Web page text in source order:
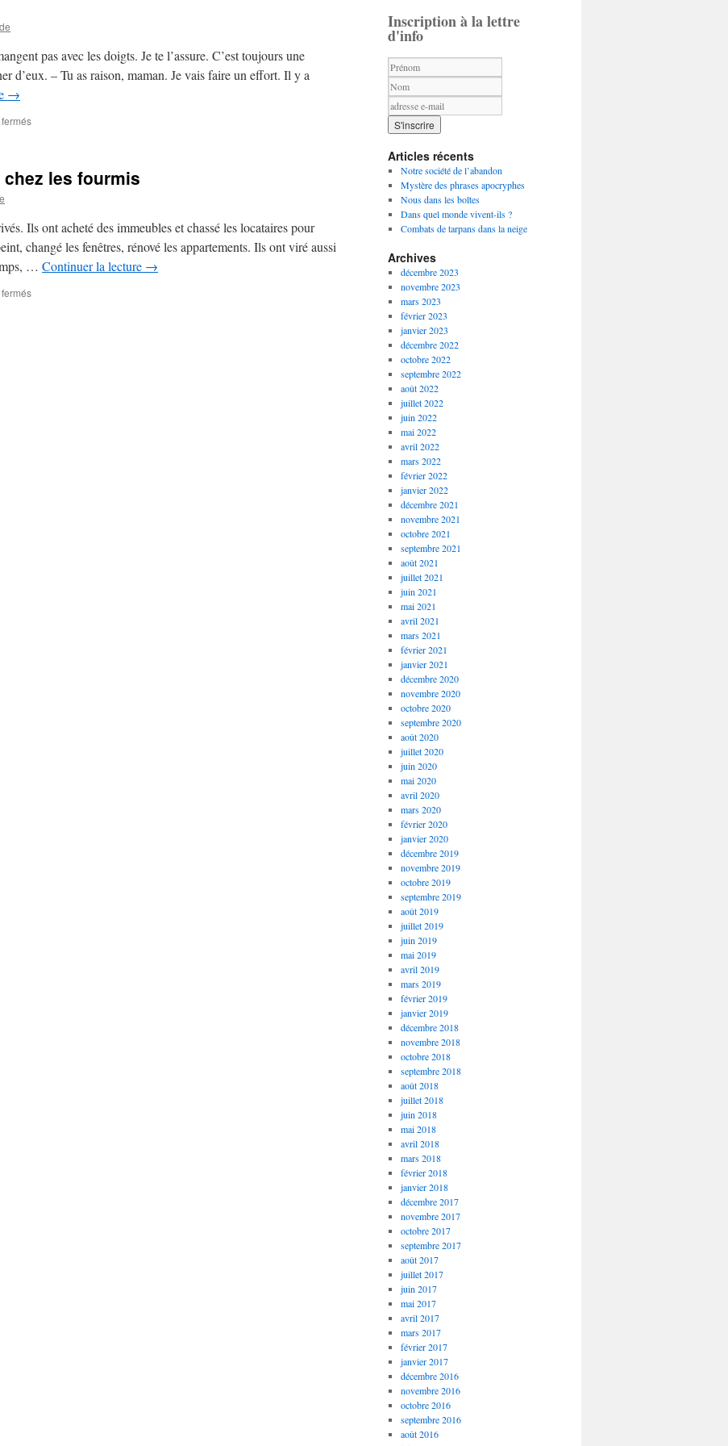
pas avec les doigts. Je te l’assure. C’est toujours une
d’eux. – Tu as raison, maman. Je vais faire un effort. Il y a
→
sur
chez les fourmis
Ils ont acheté des immeubles et chassé les locataires pour
changé les fenêtres, rénové les appartements. Ils ont viré aussi
… Continuer la lecture →
sur
Inscription à la lettre
d'info
Articles récents
Notre société de l’abandon
Mystère des phrases apocryphes
Nous dans les boîtes
Dans quel monde vivent-ils ?
Combats de tarpans dans la neige
Archives
décembre 2023
novembre 2023
mars 2023
février 2023
janvier 2023
décembre 2022
octobre 2022
septembre 2022
août 2022
juillet 2022
juin 2022
mai 2022
avril 2022
mars 2022
février 2022
janvier 2022
décembre 2021
novembre 2021
octobre 2021
septembre 2021
août 2021
juillet 2021
juin 2021
mai 2021
avril 2021
mars 2021
février 2021
janvier 2021
décembre 2020
novembre 2020
octobre 2020
septembre 2020
août 2020
juillet 2020
juin 2020
mai 2020
avril 2020
mars 2020
février 2020
janvier 2020
décembre 2019
novembre 2019
octobre 2019
septembre 2019
août 2019
juillet 2019
juin 2019
mai 2019
avril 2019
mars 2019
février 2019
janvier 2019
décembre 2018
novembre 2018
octobre 2018
septembre 2018
août 2018
juillet 2018
juin 2018
mai 2018
avril 2018
mars 2018
février 2018
janvier 2018
décembre 2017
novembre 2017
octobre 2017
septembre 2017
août 2017
juillet 2017
juin 2017
mai 2017
avril 2017
mars 2017
février 2017
janvier 2017
décembre 2016
novembre 2016
octobre 2016
septembre 2016
août 2016